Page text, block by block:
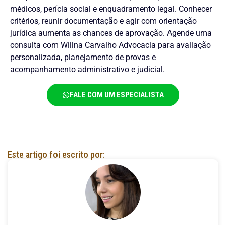
médicos, perícia social e enquadramento legal. Conhecer
critérios, reunir documentação e agir com orientação
jurídica aumenta as chances de aprovação. Agende uma
consulta com Willna Carvalho Advocacia para avaliação
personalizada, planejamento de provas e
acompanhamento administrativo e judicial.
FALE COM UM ESPECIALISTA
Este artigo foi escrito por: